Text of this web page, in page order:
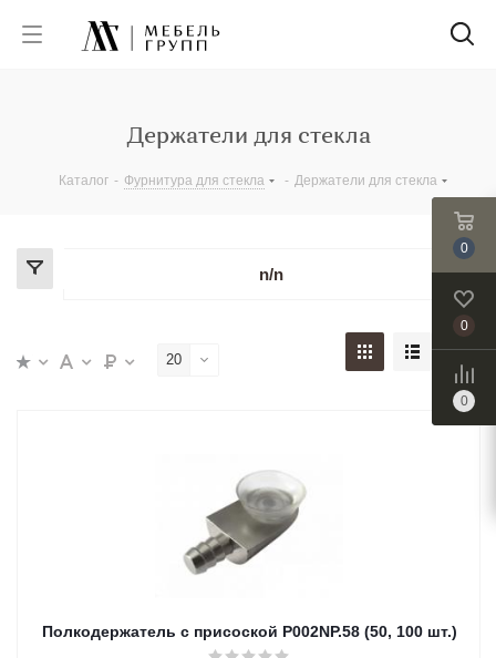
Держатели для стекла
Каталог - Фурнитура для стекла - Держатели для стекла
n/n
20
Полкодержатель с присоской P002NP.58 (50, 100 шт.)
0
0
0